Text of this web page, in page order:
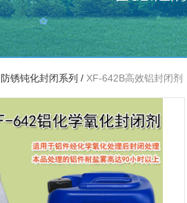
锈钝化封闭系列 / XF-642B高效铝封闭剂